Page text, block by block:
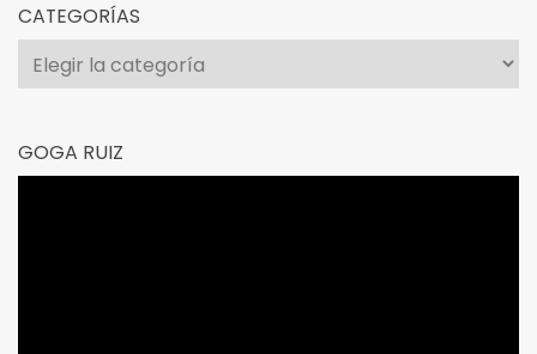
CATEGORÍAS
Categorías
GOGA RUIZ